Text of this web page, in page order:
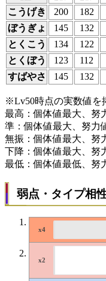
こうげき
200 182
ぼうぎょ
145 132
とくこう
134 122
とくぼう
123 112
すばやさ
145 132
※Lv50時点の実数値を
最高：個体値最大、努
準：個体値最大、努力
無振：個体値最大、努
下降：個体値最大、努
最低：個体値最低、努
弱点・タイプ相